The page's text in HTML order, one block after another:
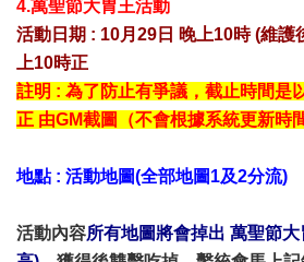
4.萬聖節大胃王活動
活動日期 : 10月29日 晚上10時 (維
上10時正
註明 : 為了防止有爭議，截止時間是
正 由GM截圖（不會根據系統更新時間
地點 : 活動地圖(全部地圖1及2分流)
活動內容所有地圖將會掉出 萬聖節